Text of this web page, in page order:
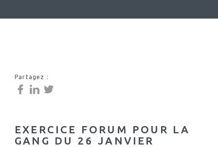
Partagez :
EXERCICE FORUM POUR LA
GANG DU 26 JANVIER